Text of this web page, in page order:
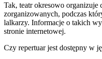
Tak, teatr okresowo
zorganizowanych, podczas
lalkarzy. Informacje o takich
stronie internetowej.
Czy repertuar jest dostępny w